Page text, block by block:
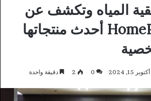
المياه وتكشف عن
HomePure Rayn أحدث منتجاتها
أكتوبر 15, 2024 0
2 دقيقة واحدة